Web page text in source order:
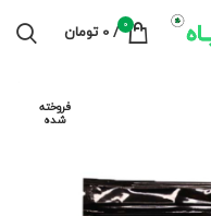
0
/
0 تومان
فروخته
شده